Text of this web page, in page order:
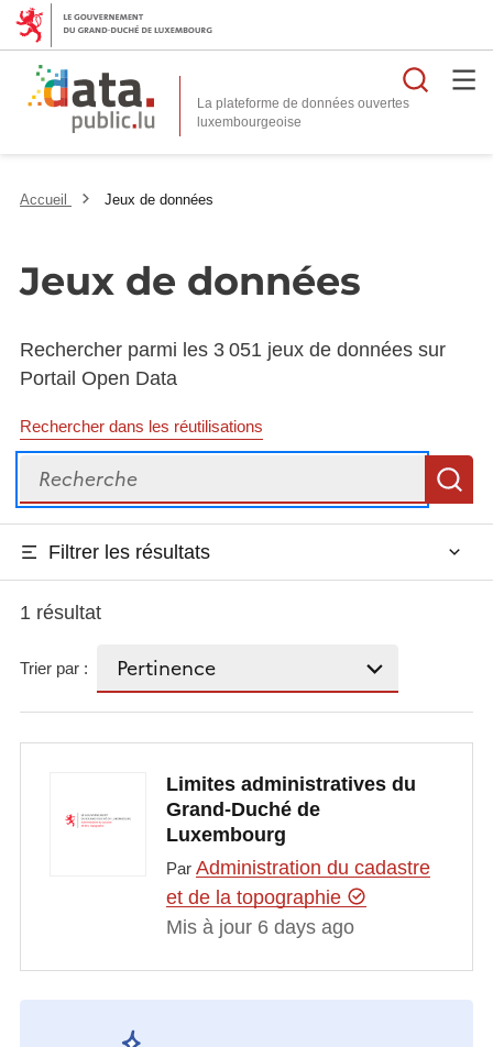
La plateforme de données ouvertes
Accueil Jeux de données
Jeux de données
Rechercher parmi les 3 051 jeux de données sur
Portail Open Data
Rechercher dans les réutilisations
Recherche
Filtrer les résultats
1 résultat
Trier par :
Limites administratives du
Grand-Duché de
Luxembourg
Par Administration du cadastre
et de la topographie
Mis à jour 6 days ago